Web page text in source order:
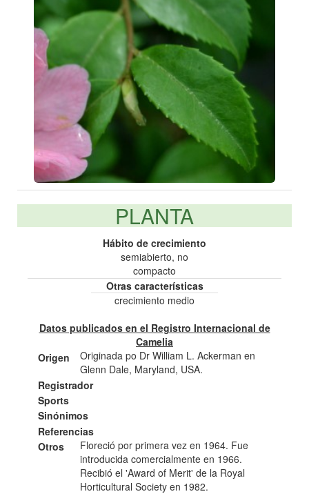
PLANTA
Hábito de crecimiento
semiabierto, no
compacto
Otras características
crecimiento medio
Datos publicados en el Registro Internacional de
Camelia
Origen
Originada po Dr William L. Ackerman en
Glenn Dale, Maryland, USA.
Registrador
Sports
Sinónimos
Referencias
Otros
Floreció por primera vez en 1964. Fue
introducida comercialmente en 1966.
Recibió el 'Award of Merit' de la Royal
Horticultural Society en 1982.